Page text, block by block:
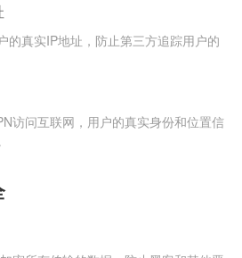
的真实IP地址，防止第三方追踪用户的
访问互联网，用户的真实身份和位置信